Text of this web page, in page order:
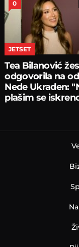
0
JETSET
Tea Bilanović
odgovorila na
Nede Ukraden:
plašim se